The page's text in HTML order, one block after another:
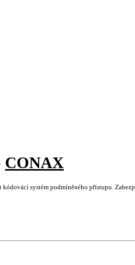
CONAX
systém podmíněného přístupu.